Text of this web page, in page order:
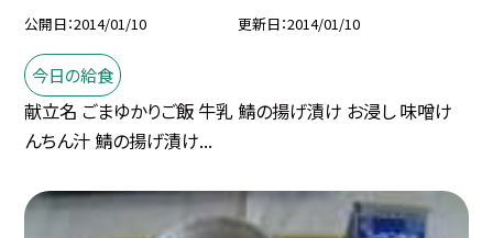
公開日 2014/01/10 更新日 2014/01/10
今日の給食
献立名 ごまゆかりご飯 牛乳 鯖の揚げ漬け お浸し 味噌け
んちん汁 鯖の揚げ漬け...